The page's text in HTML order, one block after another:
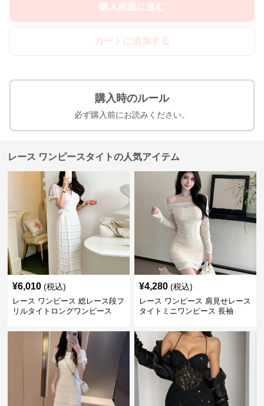
購入画面に進む
カートに追加する
購入時のルール
必ず購入前にお読みください。
レース ワンピースタイトの人気アイテム
¥6,010 (税込)
レース ワンピース 総レース段フ
リルタイトロングワンピース
¥4,280 (税込)
レース ワンピース 肩見せレース
タイトミニワンピース 長袖